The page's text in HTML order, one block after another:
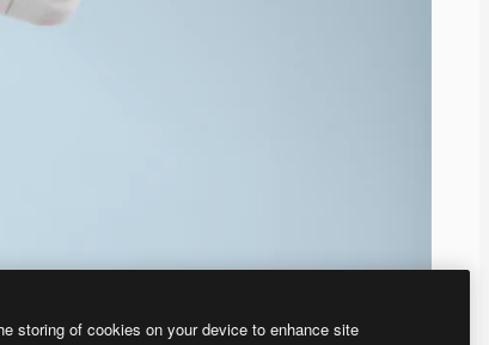
storing of cookies on your device to enhance site